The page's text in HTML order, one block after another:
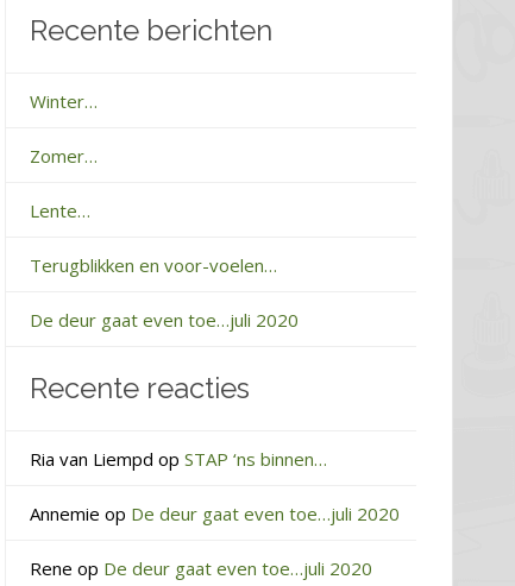
Recente berichten
Winter…
Zomer…
Lente…
Terugblikken en voor-voelen…
De deur gaat even toe…juli 2020
Recente reacties
Ria van Liempd op STAP ‘ns binnen…
Annemie op De deur gaat even toe…juli 2020
Rene op De deur gaat even toe…juli 2020